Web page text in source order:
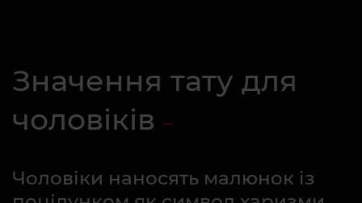
Значення тату для
чоловіків
Чоловіки наносять малюнок із